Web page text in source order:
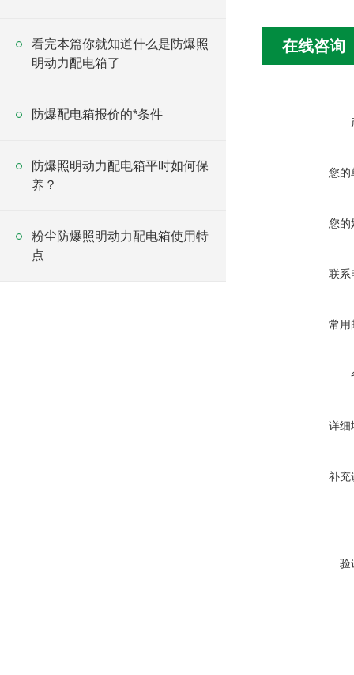
看完本篇你就知道什么是防爆照
明动力配电箱了
防爆配电箱报价的*条件
防爆照明动力配电箱平时如何保
养？
粉尘防爆照明动力配电箱使用特
点
在线咨询
您的
您的
联系
常用
详细
补充
验